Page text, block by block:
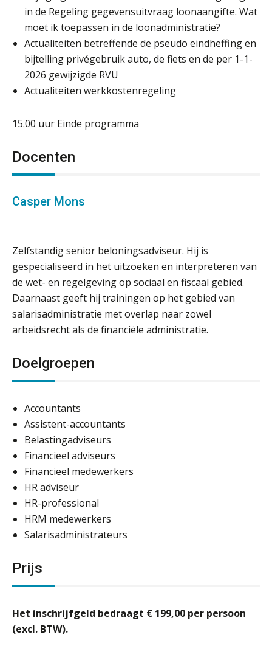
in de Regeling gegevensuitvraag loonaangifte. Wat
moet ik toepassen in de loonadministratie?
Actualiteiten betreffende de pseudo eindheffing en
bijtelling privégebruik auto, de fiets en de per 1-1-
2026 gewijzigde RVU
Actualiteiten werkkostenregeling
15.00 uur Einde programma
Docenten
Casper Mons
Zelfstandig senior beloningsadviseur. Hij is
gespecialiseerd in het uitzoeken en interpreteren van
de wet- en regelgeving op sociaal en fiscaal gebied.
Daarnaast geeft hij trainingen op het gebied van
salarisadministratie met overlap naar zowel
arbeidsrecht als de financiële administratie.
Doelgroepen
Accountants
Assistent-accountants
Belastingadviseurs
Financieel adviseurs
Financieel medewerkers
HR adviseur
HR-professional
HRM medewerkers
Salarisadministrateurs
Prijs
Het inschrijfgeld bedraagt € 199,00 per persoon
(excl. BTW).